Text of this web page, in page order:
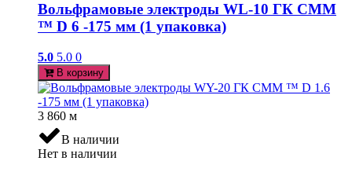
Вольфрамовые электроды WL-10 ГК СММ
™ D 6 -175 мм (1 упаковка)
5.0 5.0 0
В корзину
3 860 м
В наличии
Нет в наличии